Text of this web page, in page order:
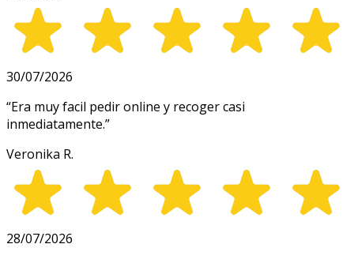
30/07/2026
“Era muy facil pedir online y recoger casi
inmediatamente.”
Veronika R.
28/07/2026